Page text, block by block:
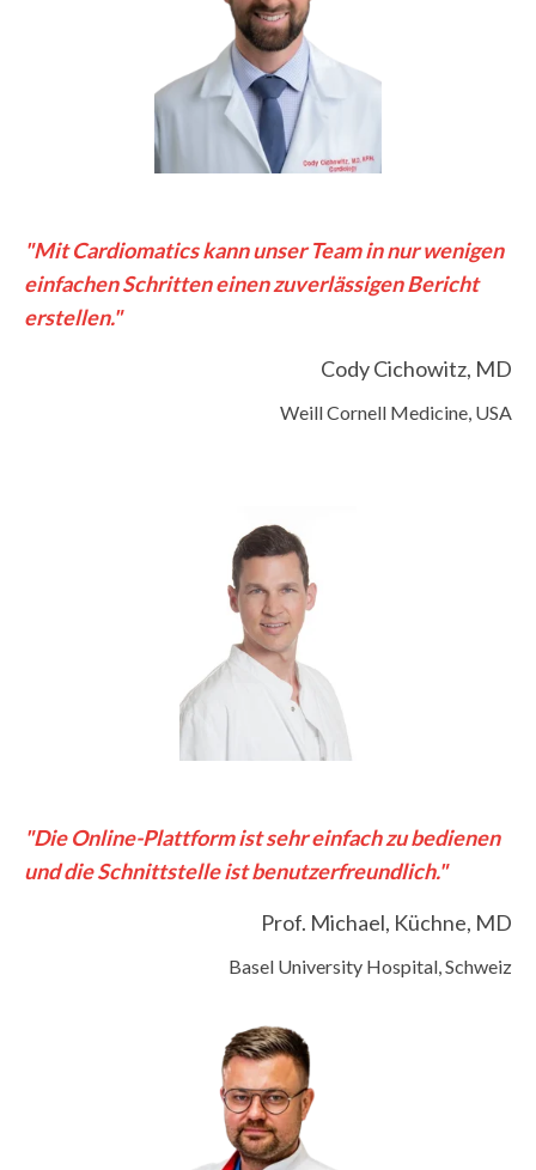
"Mit Cardiomatics kann unser Team in nur wenigen
einfachen Schritten einen zuverlässigen Bericht
erstellen."
Cody Cichowitz, MD
Weill Cornell Medicine, USA
"Die Online-Plattform ist sehr einfach zu bedienen
und die Schnittstelle ist benutzerfreundlich."
Prof. Michael, Küchne, MD
Basel University Hospital, Schweiz